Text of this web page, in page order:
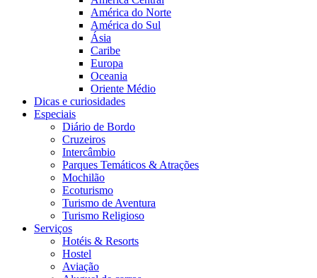
América do Norte
América do Sul
Ásia
Caribe
Europa
Oceania
Oriente Médio
Dicas e curiosidades
Especiais
Diário de Bordo
Cruzeiros
Intercâmbio
Parques Temáticos & Atrações
Mochilão
Ecoturismo
Turismo de Aventura
Turismo Religioso
Serviços
Hotéis & Resorts
Hostel
Aviação